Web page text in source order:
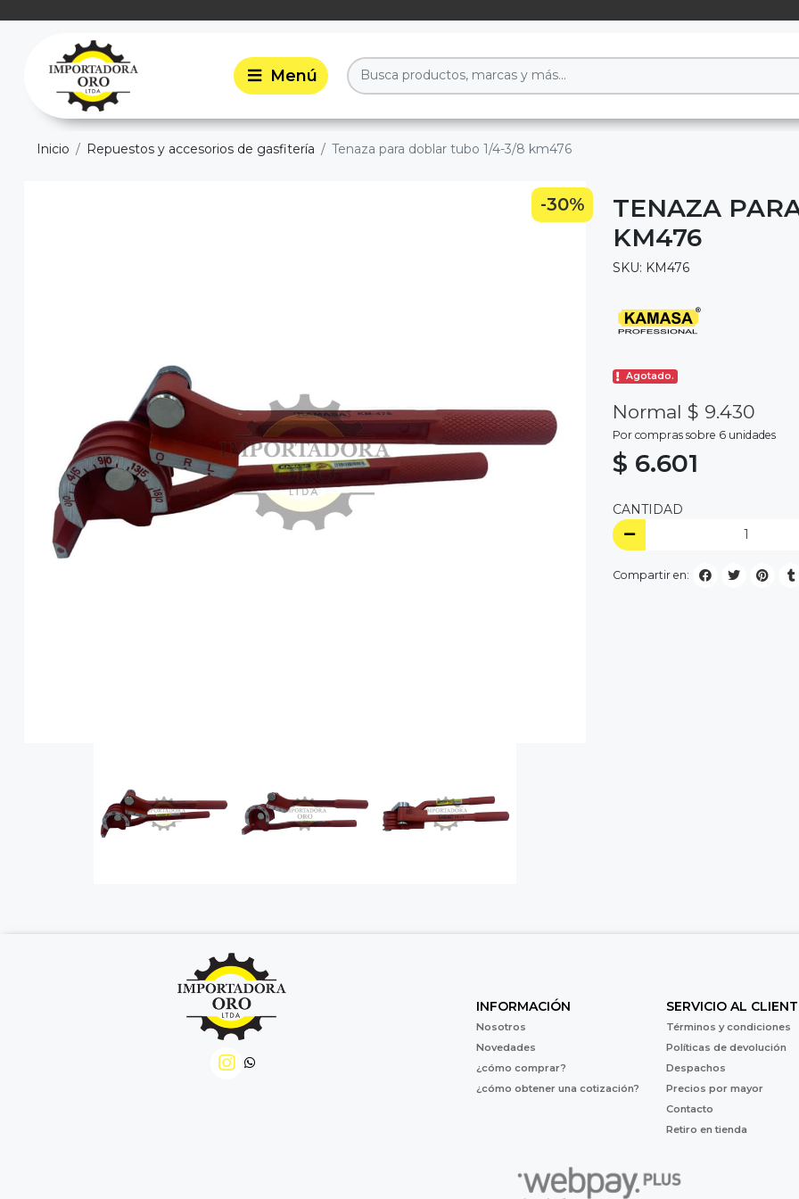
Inicio Repuestos y accesorios de gasfitería Tenaza para doblar tubo 1/4-3/8 km476
-30%
TENAZA
KM476
SKU: KM476
Agotado.
Normal $ 9.430
Por compras sobre 6 unidades
$ 6.601
CANTIDAD
Compartir en:
INFORMACIÓN
Nosotros
Novedades
¿cómo comprar?
¿cómo obtener una cotización?
SERVICIO AL
Términos y condiciones
Políticas de devolución
Despachos
Precios por mayor
Contacto
Retiro en tienda